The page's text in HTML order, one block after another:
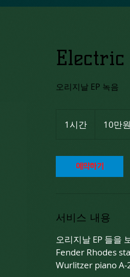
오리지날 EP 녹음
1시간 10만
예약하기
서비스 내용
오리지날 EP 들을
Fender Rhodes
Wurlitzer piano A-